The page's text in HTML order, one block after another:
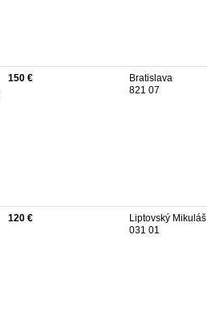
150 €
Bratislava
821 07
120 €
Liptovský Mikuláš
031 01